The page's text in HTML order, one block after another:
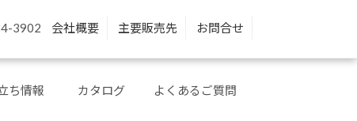
3902 会社概要 主要販売先 お問合せ
ち情報 カタログ よくあるご質問